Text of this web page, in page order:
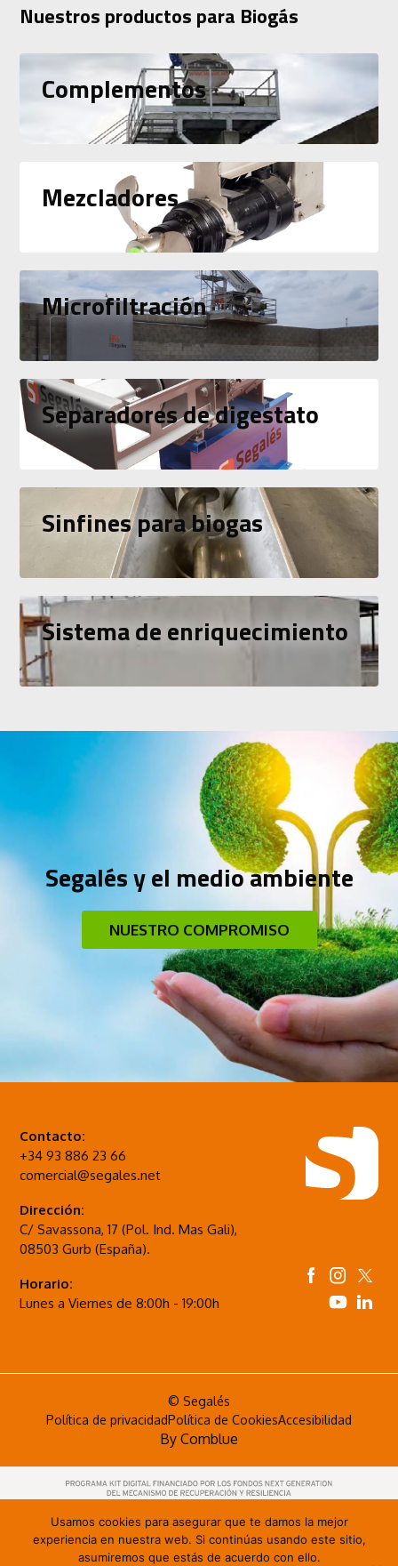
Nuestros productos para Biogás
Complementos
Mezcladores
Microfiltración
Separadores de digestato
Sinfines para biogas
Sistema de enriquecimiento
Segalés y el medio ambiente
NUESTRO COMPROMISO
Contacto:
+34 93 886 23 66
comercial@segales.net
Dirección:
C/ Savassona, 17 (Pol. Ind. Mas Gali),
08503 Gurb (España).
Horario:
Lunes a Viernes de 8:00h - 19:00h
© Segalés
Política de privacidadPolítica de CookiesAccesibilidad
By Comblue
Usamos cookies para asegurar que te damos la mejor
experiencia en nuestra web. Si continúas usando este sitio,
asumiremos que estás de acuerdo con ello.